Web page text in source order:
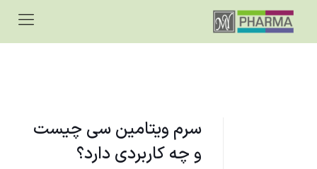
سرم ویتامین سی چیست
و چه کاربردی دارد؟